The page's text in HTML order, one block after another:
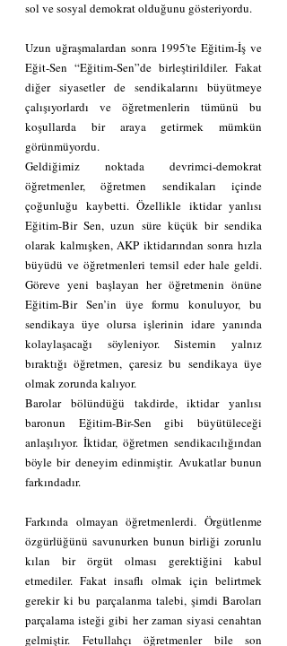
sol ve sosyal demokrat olduğunu gösteriyordu.
Uzun uğraşmalardan sonra 1995'te Eğitim-İş ve
Eğit-Sen “Eğitim-Sen”de birleştirildiler. Fakat
diğer siyasetler de sendikalarını büyütmeye
çalışıyorlardı ve öğretmenlerin tümünü bu
koşullarda bir araya getirmek mümkün
görünmüyordu.
Geldiğimiz noktada devrimci-demokrat
öğretmenler, öğretmen sendikaları içinde
çoğunluğu kaybetti. Özellikle iktidar yanlısı
Eğitim-Bir Sen, uzun süre küçük bir sendika
olarak kalmışken, AKP iktidarından sonra hızla
büyüdü ve öğretmenleri temsil eder hale geldi.
Göreve yeni başlayan her öğretmenin önüne
Eğitim-Bir Sen’in üye formu konuluyor, bu
sendikaya üye olursa işlerinin idare yanında
kolaylaşacağı söyleniyor. Sistemin yalnız
bıraktığı öğretmen, çaresiz bu sendikaya üye
olmak zorunda kalıyor.
Barolar bölündüğü takdirde, iktidar yanlısı
baronun Eğitim-Bir-Sen gibi büyütüleceği
anlaşılıyor. İktidar, öğretmen sendikacılığından
böyle bir deneyim edinmiştir. Avukatlar bunun
farkındadır.
Farkında olmayan öğretmenlerdi. Örgütlenme
özgürlüğünü savunurken bunun birliği zorunlu
kılan bir örgüt olması gerektiğini kabul
etmediler. Fakat insaflı olmak için belirtmek
gerekir ki bu parçalanma talebi, şimdi Baroları
parçalama isteği gibi her zaman siyasi cenahtan
gelmiştir. Fetullahçı öğretmenler bile son